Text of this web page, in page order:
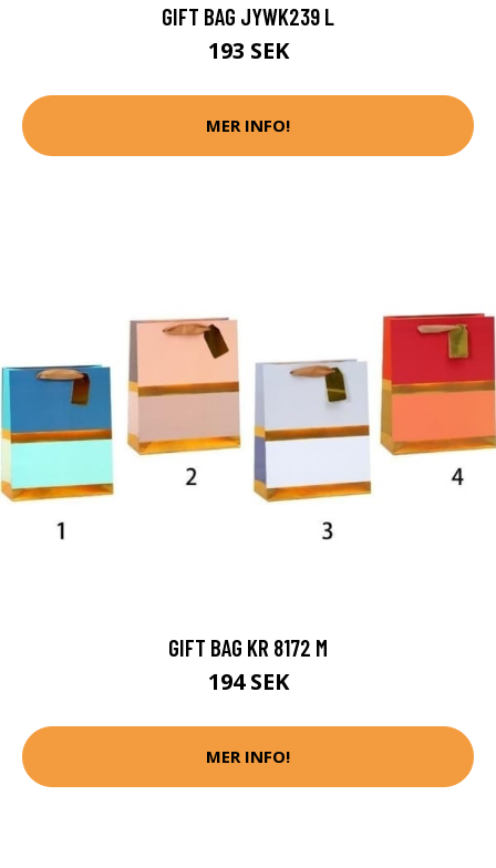
GIFT BAG JYWK239 L
193 SEK
MER INFO!
GIFT BAG KR 8172 M
194 SEK
MER INFO!